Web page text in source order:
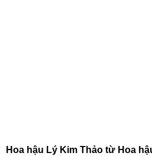
Hoa hậu Lý Kim Thảo từ Hoa